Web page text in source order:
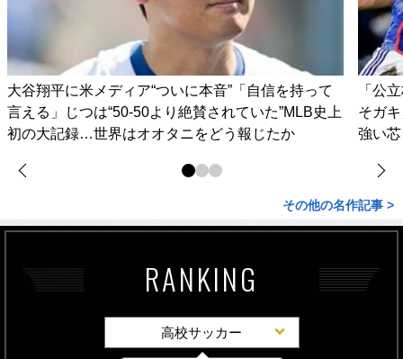
大谷翔平に米メディア“ついに本音”「自信を持って
言える」じつは“50-50より絶賛されていた”MLB史上
初の大記録…世界はオオタニをどう報じたか
「公
そガ
強い
その他の名作記事 >
RANKING
高校サッカー